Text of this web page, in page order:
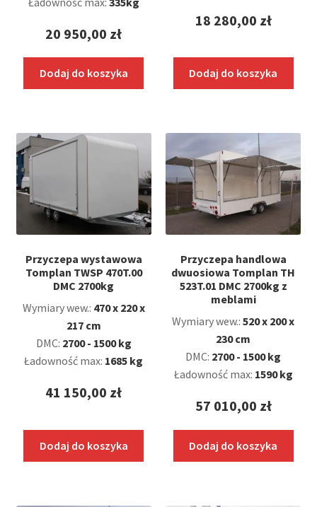
20 950,00 zł
Dodaj do koszyka
18 280,00 zł
Dodaj do koszyka
Przyczepa wystawowa
Tomplan TWSP 470T.00
DMC 2700kg
Wymiary wew.: 470 x 220 x
217 cm
DMC: 2700 - 1500 kg
Ładowność max: 1685 kg
41 150,00 zł
Dodaj do koszyka
Przyczepa handlowa
dwuosiowa Tomplan TH
523T.01 DMC 2700kg z
meblami
Wymiary wew.:520 x 200 x
230 cm
DMC: 2700 - 1500 kg
Ładowność max: 1590 kg
57 010,00 zł
Dodaj do koszyka